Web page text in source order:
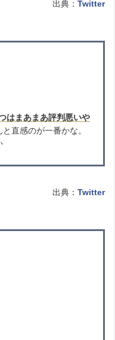
出典： Twitter
はまあまあ評判悪いや
直感のが一番かな。
出典： Twitter